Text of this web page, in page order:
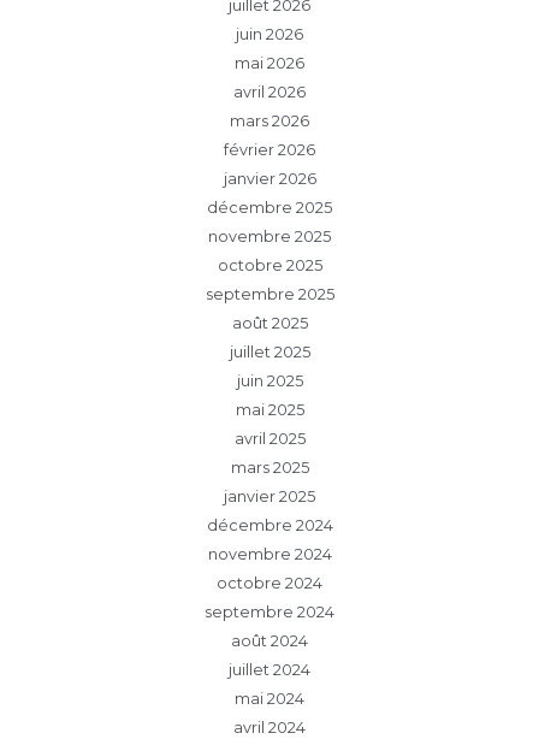
juillet 2026
juin 2026
mai 2026
avril 2026
mars 2026
février 2026
janvier 2026
décembre 2025
novembre 2025
octobre 2025
septembre 2025
août 2025
juillet 2025
juin 2025
mai 2025
avril 2025
mars 2025
janvier 2025
décembre 2024
novembre 2024
octobre 2024
septembre 2024
août 2024
juillet 2024
mai 2024
avril 2024